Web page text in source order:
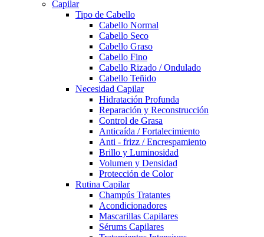
Capilar
Tipo de Cabello
Cabello Normal
Cabello Seco
Cabello Graso
Cabello Fino
Cabello Rizado / Ondulado
Cabello Teñido
Necesidad Capilar
Hidratación Profunda
Reparación y Reconstrucción
Control de Grasa
Anticaída / Fortalecimiento
Anti - frizz / Encrespamiento
Brillo y Luminosidad
Volumen y Densidad
Protección de Color
Rutina Capilar
Champús Tratantes
Acondicionadores
Mascarillas Capilares
Sérums Capilares